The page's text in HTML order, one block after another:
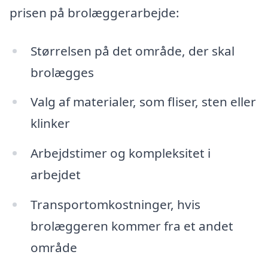
prisen på brolæggerarbejde:
Størrelsen på det område, der skal
brolægges
Valg af materialer, som fliser, sten eller
klinker
Arbejdstimer og kompleksitet i
arbejdet
Transportomkostninger, hvis
brolæggeren kommer fra et andet
område